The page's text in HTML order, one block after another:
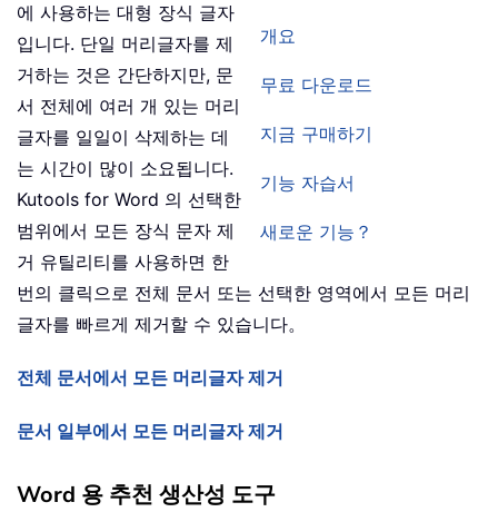
개요
무료 다운로드
지금 구매하기
기능 자습서
새로운 기능？
에 사용하는 대형 장식 글자
입니다. 단일 머리글자를 제
거하는 것은 간단하지만, 문
서 전체에 여러 개 있는 머리
글자를 일일이 삭제하는 데
는 시간이 많이 소요됩니다.
Kutools for Word 의 선택한
범위에서 모든 장식 문자 제
거 유틸리티를 사용하면 한
번의 클릭으로 전체 문서 또는 선택한 영역에서 모든 머리
글자를 빠르게 제거할 수 있습니다。
전체 문서에서 모든 머리글자 제거
문서 일부에서 모든 머리글자 제거
Word 용 추천 생산성 도구